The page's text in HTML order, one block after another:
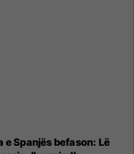
e Spanjës befason: Lë